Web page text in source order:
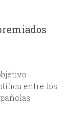
entre los